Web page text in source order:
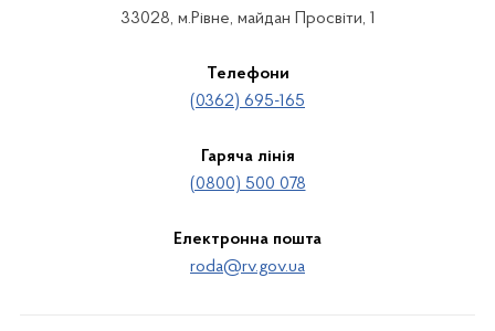
33028, м.Рівне, майдан Просвіти, 1
Телефони
(0362) 695-165
Гаряча лінія
(0800) 500 078
Електронна пошта
roda@rv.gov.ua